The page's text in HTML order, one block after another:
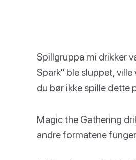
Spillgruppa mi drikker
Spark" ble sluppet,
du bør ikke spille dette
Magic the Gathering
andre formatene